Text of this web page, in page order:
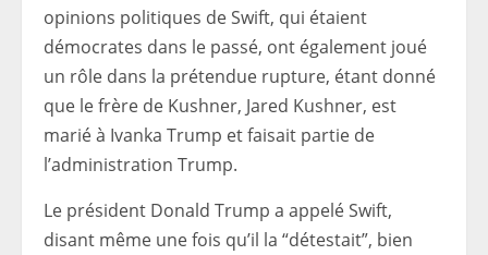
opinions politiques de Swift, qui étaient
démocrates dans le passé, ont également joué
un rôle dans la prétendue rupture, étant donné
que le frère de Kushner, Jared Kushner, est
marié à Ivanka Trump et faisait partie de
l’administration Trump.
Le président Donald Trump a appelé Swift,
disant même une fois qu’il la “détestait”, bien